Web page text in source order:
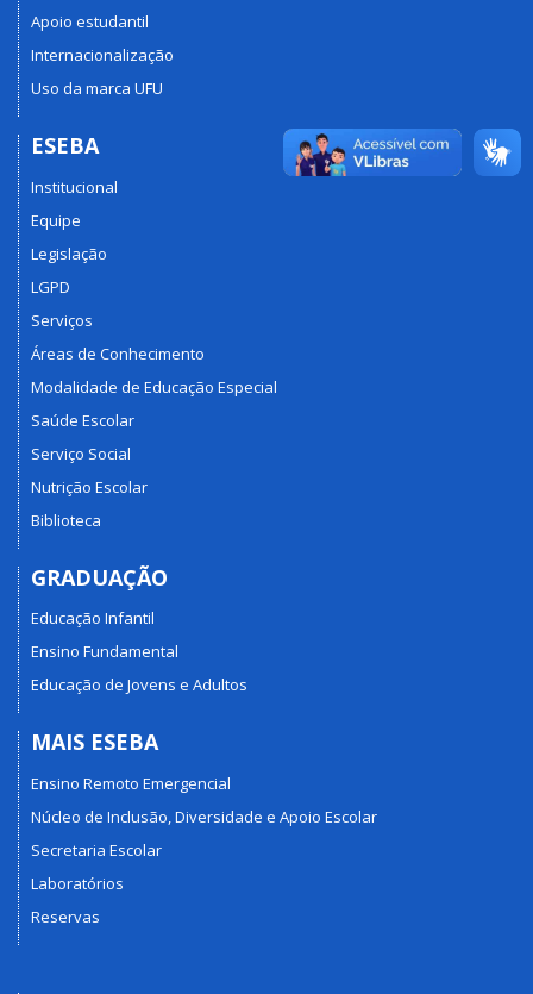
Apoio estudantil
Internacionalização
Uso da marca UFU
ESEBA
Institucional
Equipe
Legislação
LGPD
Serviços
Áreas de Conhecimento
Modalidade de Educação Especial
Saúde Escolar
Serviço Social
Nutrição Escolar
Biblioteca
GRADUAÇÃO
Educação Infantil
Ensino Fundamental
Educação de Jovens e Adultos
MAIS ESEBA
Ensino Remoto Emergencial
Núcleo de Inclusão, Diversidade e Apoio Escolar
Secretaria Escolar
Laboratórios
Reservas